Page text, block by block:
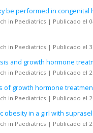
be performed in
in Paediatrics Publicado el
in Paediatrics Publicado el
and growth hormone
in Paediatrics Publicado el
of growth hormone
in Paediatrics Publicado el
obesity in a girl with
in Paediatrics Publicado el